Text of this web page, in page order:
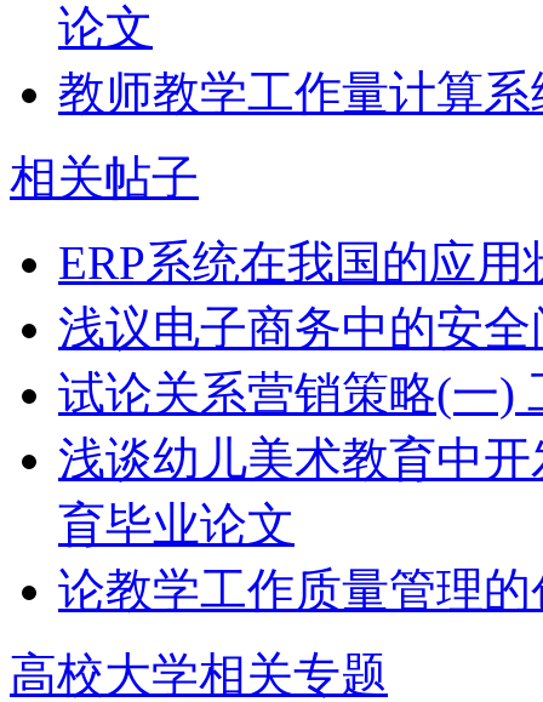
论文
教师教学工作量计算
相关帖子
ERP系统在我国的应
浅议电子商务中的安
试论关系营销策略(一)
浅谈幼儿美术教育中
育毕业论文
论教学工作质量管理
高校大学相关专题